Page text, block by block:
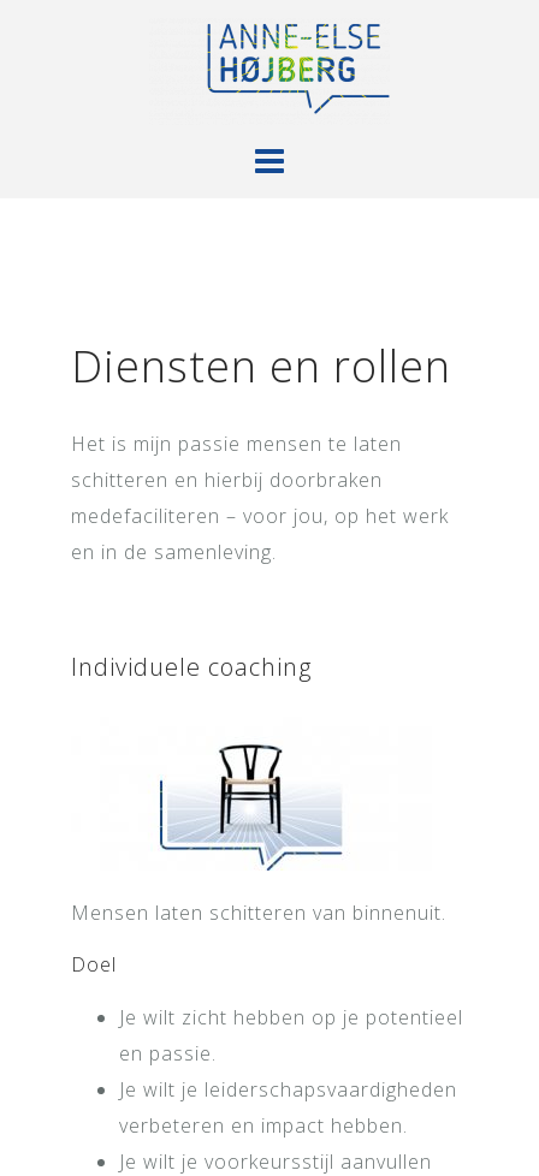
Diensten en rollen
Het is mijn passie mensen te laten
schitteren en hierbij doorbraken
medefaciliteren – voor jou, op het werk
en in de samenleving.
Individuele coaching
Mensen laten schitteren van binnenuit.
Doel
Je wilt zicht hebben op je potentieel
en passie.
Je wilt je leiderschapsvaardigheden
verbeteren en impact hebben.
Je wilt je voorkeursstijl aanvullen